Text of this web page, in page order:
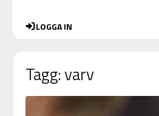
LOGGA IN
Tagg: varv